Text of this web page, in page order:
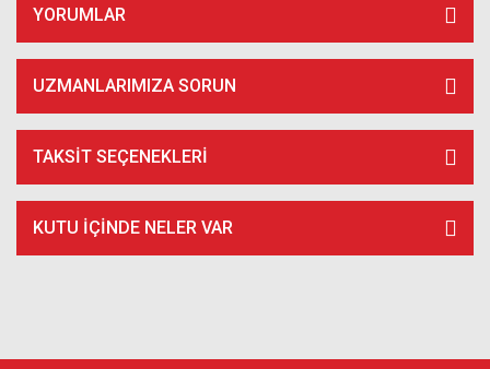
YORUMLAR
UZMANLARIMIZA SORUN
TAKSIT SEÇENEKLERI
KUTU İÇİNDE NELER VAR